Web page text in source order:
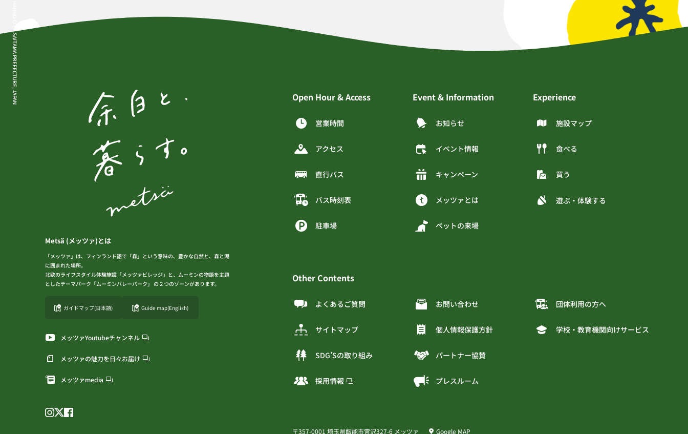
HANNO CITY, SAITAMA PREFECTURE, JAPAN
Metsä (メッツァ)とは
「メッツァ」は、フィンランド語で「森」という意味の、豊かな自然と、森と湖
に囲まれた場所。
北欧のライフスタイル体験施設「メッツァビレッジ」と、ムーミンの物語を主題
としたテーマパーク「ムーミンバレーパーク」 の２つのゾーンがあります。
ガイドマップ(日本語) Guide map(English)
メッツァYoutubeチャンネル
メッツァの魅力を日々お届け
メッツァmedia
Open Hour & Access
営業時間
アクセス
直行バス
バス時刻表
駐車場
Event & Information
お知らせ
イベント情報
キャンペーン
メッツァとは
ペットの来場
Experience
施設マップ
食べる
買う
遊ぶ・体験する
Other Contents
よくあるご質問
サイトマップ
SDG’Sの取り組み
採用情報
お問い合わせ
個人情報保護方針
パートナー協賛
プレスルーム
団体利用の方へ
学校・教育機関向けサービス
〒357-0001 埼玉県飯能市宮沢327-6 メッツァ Google MAP